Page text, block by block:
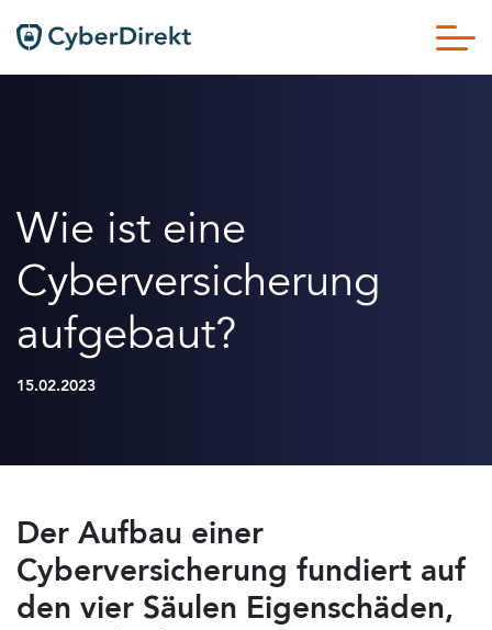
Wie ist eine
Cyberversicherung
aufgebaut?
15.02.2023
Der Aufbau einer
Cyberversicherung fundiert auf
den vier Säulen Eigenschäden,